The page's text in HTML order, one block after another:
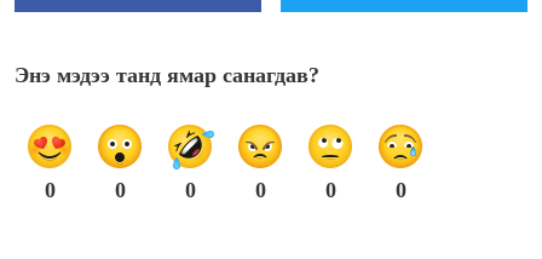
Энэ мэдээ танд ямар санагдав?
0 0 0 0 0 0